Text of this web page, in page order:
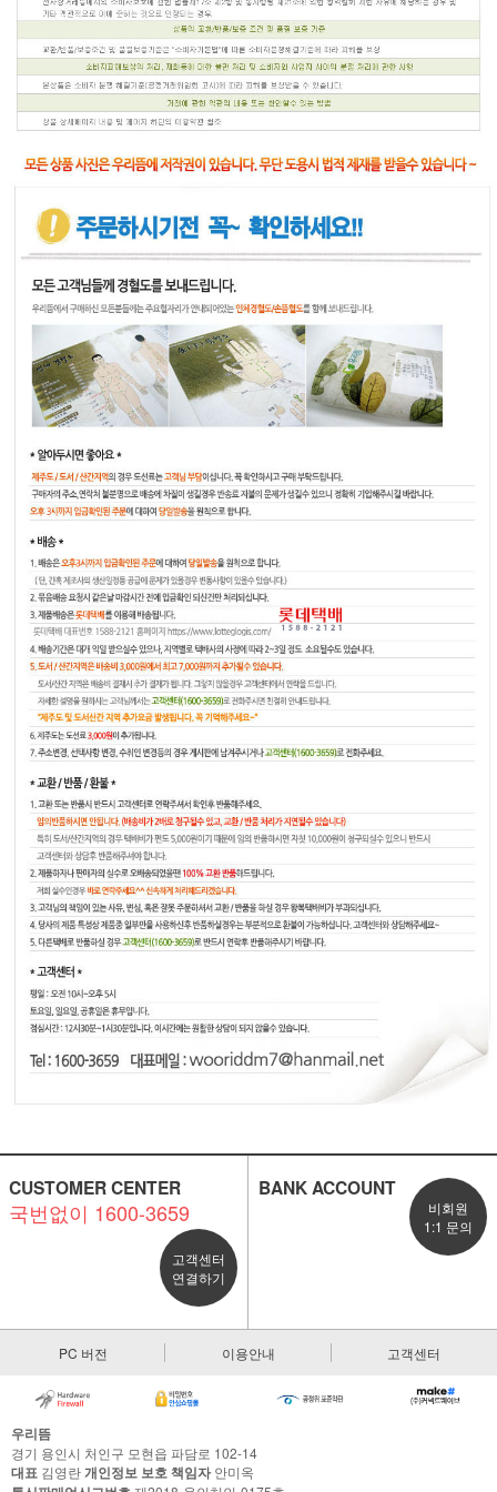
CUSTOMER CENTER
국번없이 1600-3659
고객센터
연결하기
BANK ACCOUNT
비회원
1:1 문의
PC 버전 이용안내 고객센터
우리뜸
경기 용인시 처인구 모현읍 파담로 102-14
대표 김영란개인정보 보호 책임자안미옥